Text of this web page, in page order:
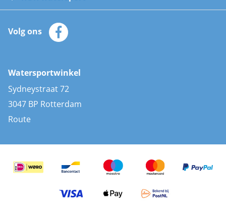
Automatische reddingsvesten
Zeilkleding
Zonnepanelen
AIS transponders
Stootwillen en fenders
Bootkussens
Zwemtrappen
Klantenservice
Merken
Volg ons
Watersportwinkel
Sydneystraat 72
3047 BP Rotterdam
Route